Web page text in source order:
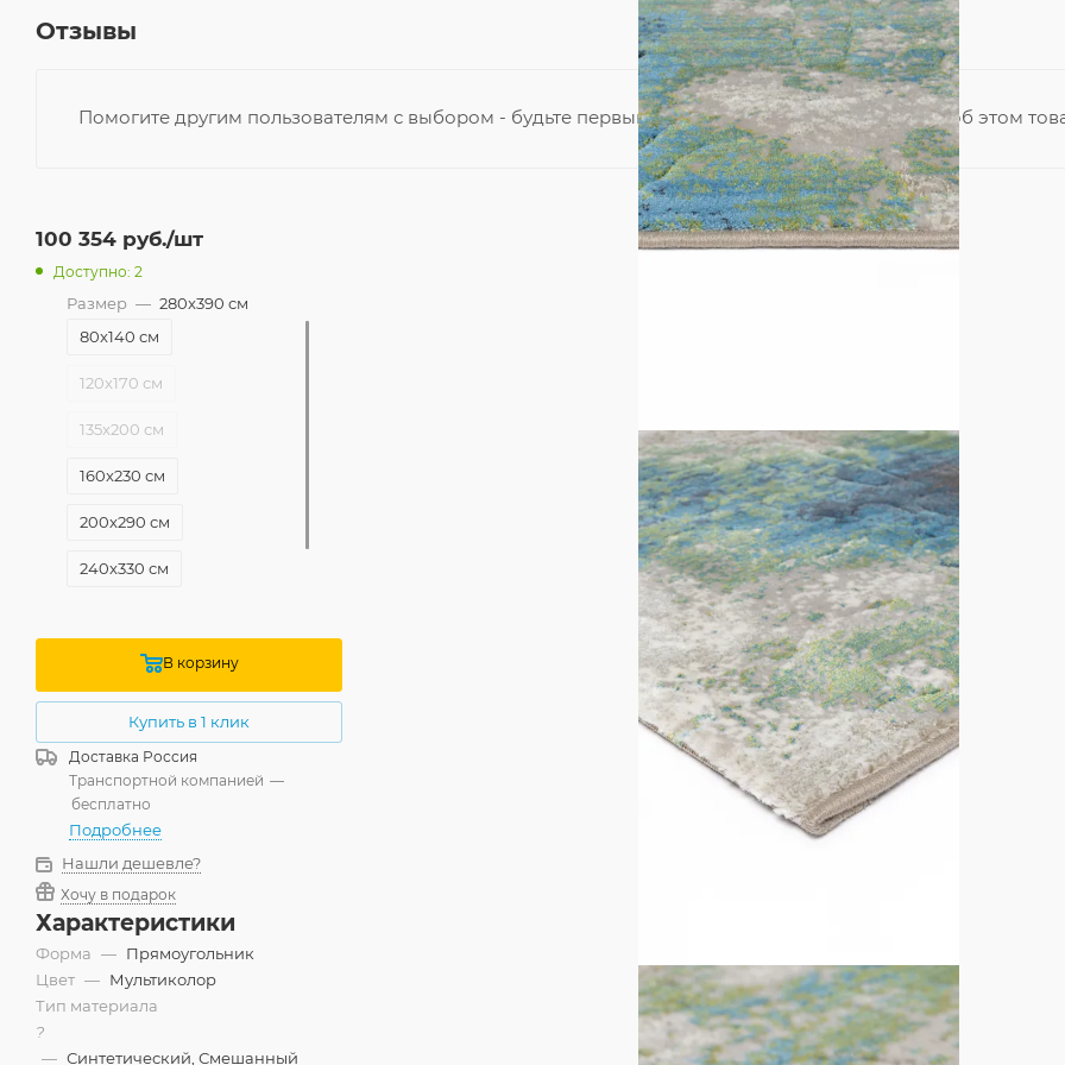
Отзывы
Помогите другим пользователям с выбором - будьте первым, кто поделится своим мнением об этом
100 354 руб./шт
Доступно: 2
Размер — 280x390 см
80x140 см
120x170 см
135x200 см
160x230 см
200x290 см
240x330 см
В корзину
Купить в 1 клик
Доставка Россия
Транспортной компанией —
бесплатно
Подробнее
Нашли дешевле?
Хочу в подарок
Характеристики
Форма — Прямоугольник
Цвет — Мультиколор
Тип материала
?
— Синтетический, Смешанный